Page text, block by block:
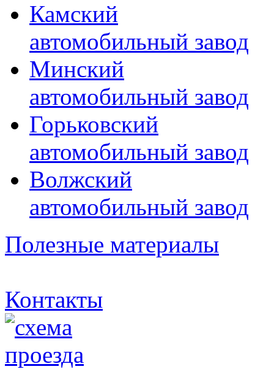
Камский
автомобильный завод
Минский
автомобильный завод
Горьковский
автомобильный завод
Волжский
автомобильный завод
Полезные материалы
Контакты